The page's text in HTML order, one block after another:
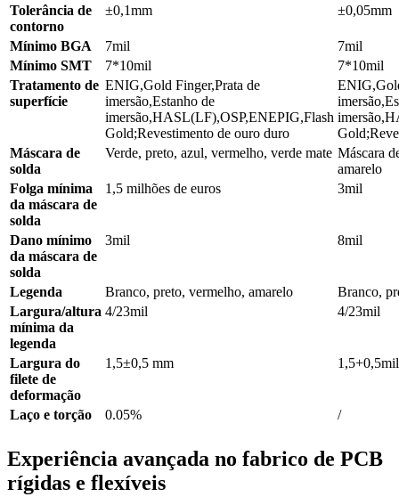
Tolerância de
contorno
±0,1mm ±0,05mm
Mínimo BGA 7mil
7mil
Mínimo SMT
7*10mil
7*10mil
Tratamento de
superfície
ENIG,Gold Finger,Prata de
imersão,Estanho de
imersão,HASL(LF),OSP,ENEPIG,Flash
Gold;Revestimento de ouro duro
Máscara de
solda
Verde, preto, azul, vermelho, verde mate Máscara
amarelo
Folga mínima
da máscara de
solda
1,5 milhões de euros 3mil
Dano mínimo
da máscara de
solda
3mil 8mil
Legenda Branco, preto, vermelho, amarelo
Branco,
Largura/altura
mínima da
legenda
4/23mil 4/23mil
Largura do
filete de
deformação
1,5±0,5 mm 1,5+0,5mil
Laço e torção 0.05% /
Experiência avançada no fabrico de PCB
rígidas e flexíveis